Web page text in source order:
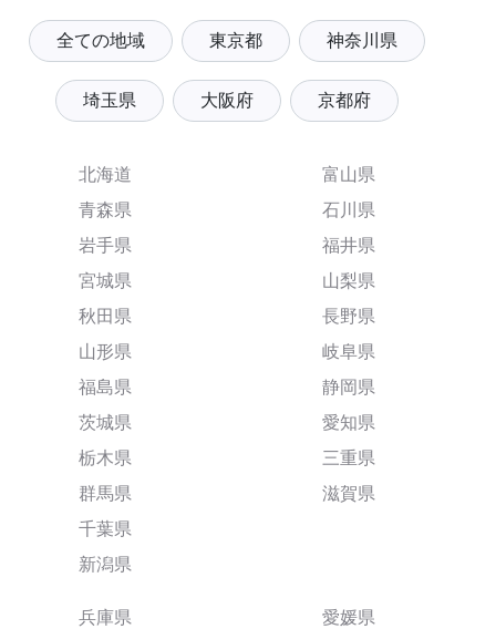
全ての地域 東京都 神奈川県
埼玉県 大阪府 京都府
北海道
青森県
岩手県
宮城県
秋田県
山形県
福島県
茨城県
栃木県
群馬県
千葉県
新潟県
富山県
石川県
福井県
山梨県
長野県
岐阜県
静岡県
愛知県
三重県
滋賀県
兵庫県
愛媛県